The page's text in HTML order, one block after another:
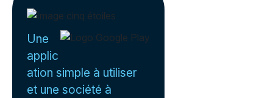
Une
applic
ation simple à utiliser
et une société à